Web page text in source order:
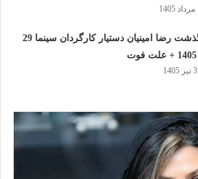
درگذشت رضا امینیان دستیار کارگردان سینما 29
1405